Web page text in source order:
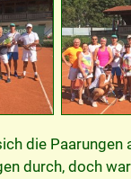
die Paarungen
durch, doch